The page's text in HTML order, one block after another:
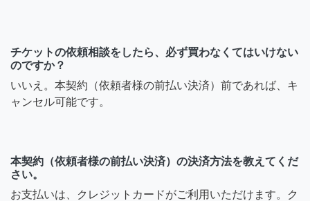
チケットの依頼相談をしたら、必ず買わなくてはいけない
のですか？
いいえ。本契約（依頼者様の前払い決済）前であれば、キ
ャンセル可能です。
本契約（依頼者様の前払い決済）の決済方法を教えてくだ
さい。
お支払いは、クレジットカードがご利用いただけます。ク